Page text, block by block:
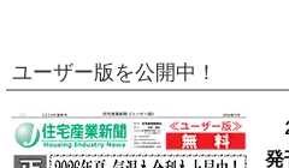
ユーザー版を公開中！
発